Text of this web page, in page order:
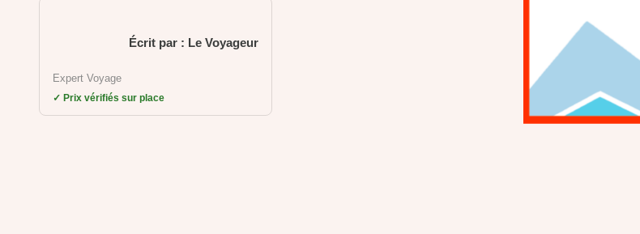
Écrit par : Le Voyageur
Expert Voyage
✓ Prix vérifiés sur place